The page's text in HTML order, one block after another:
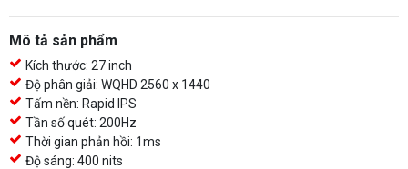
Mô tả sản phẩm
Kích thước: 27 inch
Độ phân giải: WQHD 2560 x 1440
Tấm nền: Rapid IPS
Tần số quét: 200Hz
Thời gian phản hồi: 1ms
Độ sáng: 400 nits